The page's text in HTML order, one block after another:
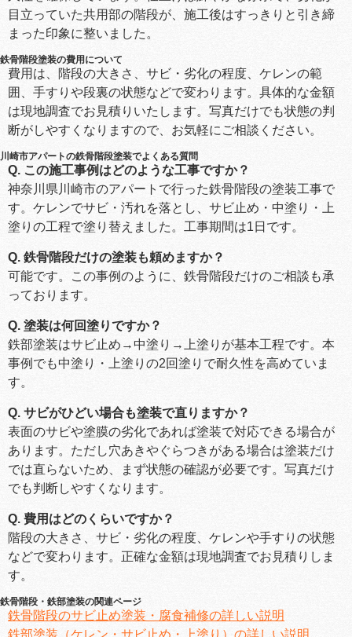
目立っていた共用部の階段が、施工後はすっきりと引き締
まった印象に整いました。
鉄骨階段塗装の費用について
費用は、階段の大きさ、サビ・劣化の程度、ケレンの範
囲、手すりや段裏の状態などで変わります。具体的な金額
は現地調査でお見積りいたします。写真だけでも状態の判
断がしやすくなりますので、お気軽にご相談ください。
川崎市アパートの鉄骨階段塗装でよくある質問
Q. この施工事例はどのような工事ですか？
神奈川県川崎市のアパートで行った鉄骨階段の塗装工事で
す。ケレンでサビ・汚れを落とし、サビ止め・中塗り・上
塗りの工程で塗り替えました。工事期間は1日です。
Q. 鉄骨階段だけの塗装も頼めますか？
可能です。この事例のように、鉄骨階段だけのご相談も承
っております。
Q. 塗装は何回塗りですか？
鉄部塗装はサビ止め→中塗り→上塗りが基本工程です。本
事例でも中塗り・上塗りの2回塗りで耐久性を高めていま
す。
Q. サビがひどい場合も塗装で直りますか？
表面のサビや塗膜の劣化であれば塗装で対応できる場合が
あります。ただし穴あきやぐらつきがある場合は塗装だけ
では直らないため、まず状態の確認が必要です。写真だけ
でも判断しやすくなります。
Q. 費用はどのくらいですか？
階段の大きさ、サビ・劣化の程度、ケレンや手すりの状態
などで変わります。正確な金額は現地調査でお見積りしま
す。
鉄骨階段・鉄部塗装の関連ページ
鉄骨階段のサビ止め塗装・腐食補修の詳しい説明
鉄部塗装（ケレン・サビ止め・上塗り）の詳しい説明